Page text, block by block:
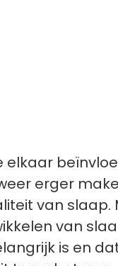
erger
van
van
is en